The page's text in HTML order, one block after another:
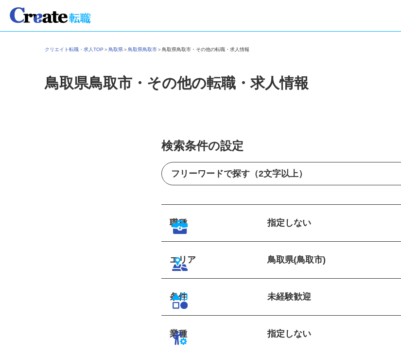
クリエイト転職・求人TOP＞鳥取県＞鳥取県鳥取市＞鳥取県鳥取市・その他の転職・求人情報
鳥取県鳥取市・その他の転職・求人情報
検索条件の設定
職種 指定しない
エリア 鳥取県(鳥取市)
条件 未経験歓迎
業種 指定しない